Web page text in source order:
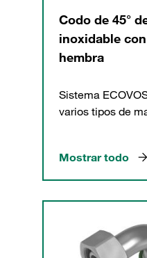
Codo de 45°
inoxidable
hembra
Sistema
varios tipos de
Mostrar todo